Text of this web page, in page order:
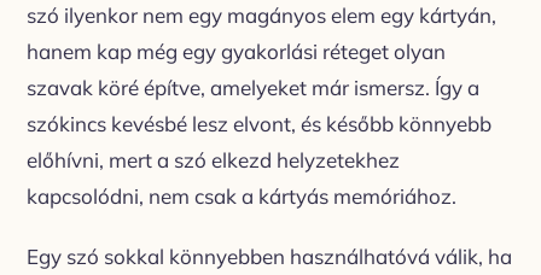
szó ilyenkor nem egy magányos elem egy kártyán,
hanem kap még egy gyakorlási réteget olyan
szavak köré építve, amelyeket már ismersz. Így a
szókincs kevésbé lesz elvont, és később könnyebb
előhívni, mert a szó elkezd helyzetekhez
kapcsolódni, nem csak a kártyás memóriához.
Egy szó sokkal könnyebben használhatóvá válik, ha